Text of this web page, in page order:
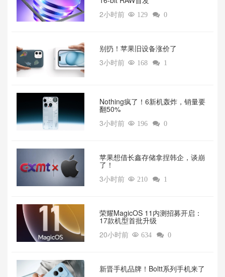
2小时前  129  0
别扔！苹果旧设备涨价了‌
3小时前  168  1
‌Nothing疯了！6新机轰炸，销量要
翻50%‌
3小时前  196  0
苹果想借长鑫存储拿捏韩企，谈崩
了！
3小时前  210  1
荣耀MagicOS 11内测招募开启：
17款机型首批升级
20小时前  634  0
新晋手机品牌！Boltt系列手机来了